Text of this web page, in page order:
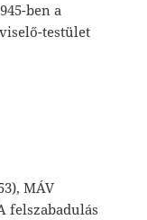
bena
testület
MÁV
felszabadulás